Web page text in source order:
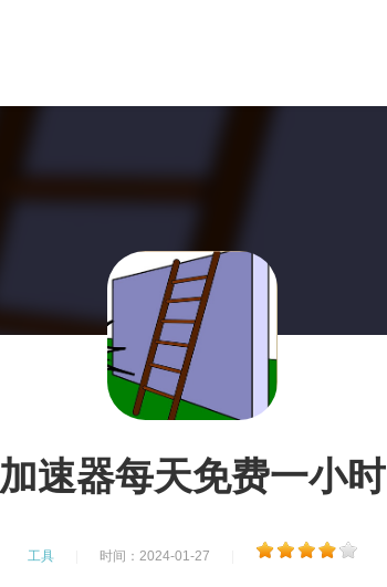
加速器每天免费一小时
工具 时间：2024-01-27